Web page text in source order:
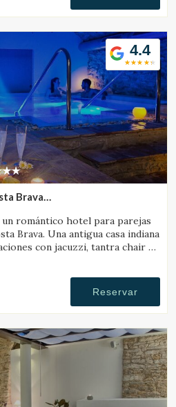
4.4
Brava
romántico hotel para parejas
Brava. Una antigua casa indiana
con jacuzzi, tantra chair y
Reservar